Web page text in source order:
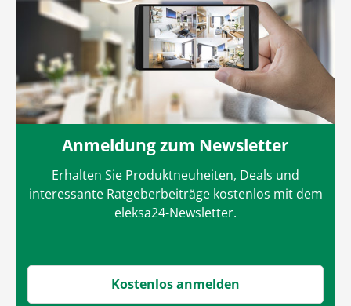
Anmeldung zum Newsletter
Erhalten Sie Produktneuheiten, Deals und
interessante Ratgeberbeiträge kostenlos mit dem
eleksa24-Newsletter.
Kostenlos anmelden